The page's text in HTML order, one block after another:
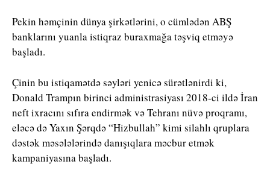
Pekin həmçinin dünya şirkətlərini, o cümlədən ABŞ
banklarını yuanla istiqraz buraxmağa təşviq etməyə
başladı.
Çinin bu istiqamətdə səyləri yenicə sürətlənirdi ki,
Donald Trampın birinci administrasiyası 2018-ci ildə İran
neft ixracını sıfıra endirmək və Tehranı nüvə proqramı,
eləcə də Yaxın Şərqdə “Hizbullah” kimi silahlı qruplara
dəstək məsələlərində danışıqlara məcbur etmək
kampaniyasına başladı.